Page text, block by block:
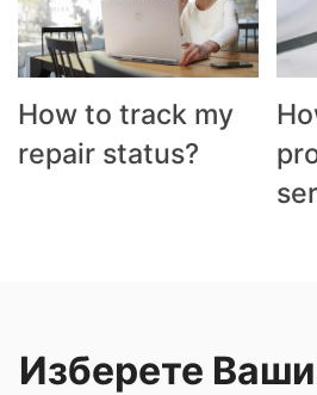
How to track my
repair status?
Изберете